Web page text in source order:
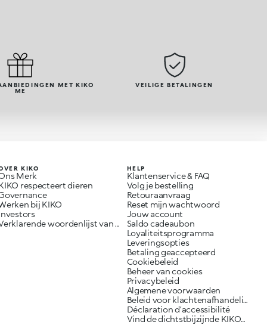
MET KIKO
ME
VEILIGE BETALINGEN
KIKO
Merk
respecteert dieren
bij KIKO
Verklarende woordenlijst van ingrediënten
HELP
Klantenservice & FAQ
Volg je bestelling
Retouraanvraag
Reset mijn wachtwoord
Jouw account
Saldo cadeaubon
Loyaliteitsprogramma
Leveringsopties
Betaling geaccepteerd
Cookiebeleid
Beheer van cookies
Privacybeleid
Algemene voorwaarden
Beleid voor klachtenafhandeling
Déclaration d’accessibilité
Vind de dichtstbijzijnde KIKO-winkel